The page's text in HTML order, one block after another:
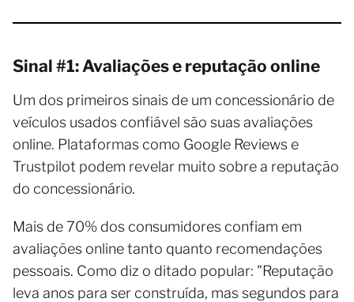
Sinal #1: Avaliações e reputação online
Um dos primeiros sinais de um concessionário de
veículos usados confiável são suas avaliações
online. Plataformas como Google Reviews e
Trustpilot podem revelar muito sobre a reputação
do concessionário.
Mais de 70% dos consumidores confiam em
avaliações online tanto quanto recomendações
pessoais. Como diz o ditado popular: "Reputação
leva anos para ser construída, mas segundos para